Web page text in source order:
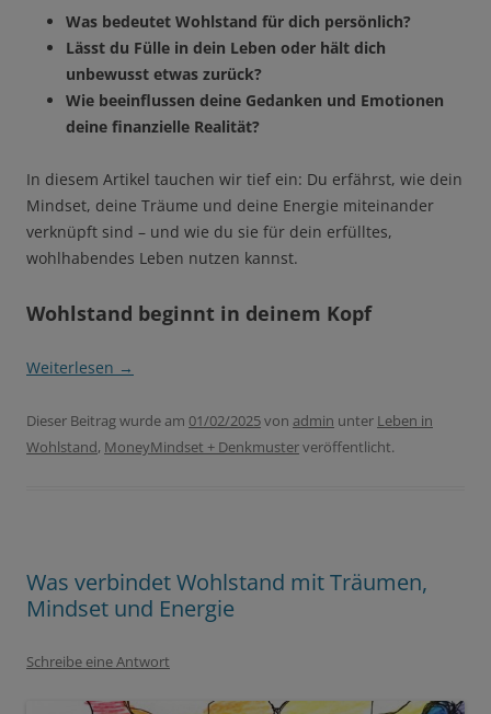
Was bedeutet Wohlstand für dich persönlich?
Lässt du Fülle in dein Leben oder hält dich
unbewusst etwas zurück?
Wie beeinflussen deine Gedanken und Emotionen
deine finanzielle Realität?
In diesem Artikel tauchen wir tief ein: Du erfährst, wie dein
Mindset, deine Träume und deine Energie miteinander
verknüpft sind – und wie du sie für dein erfülltes,
wohlhabendes Leben nutzen kannst.
Wohlstand beginnt in deinem Kopf
Weiterlesen →
Dieser Beitrag wurde am 01/02/2025von admin unter Leben in
Wohlstand, MoneyMindset + Denkmusterveröffentlicht.
Was verbindet Wohlstand mit Träumen,
Mindset und Energie
Schreibe eine Antwort